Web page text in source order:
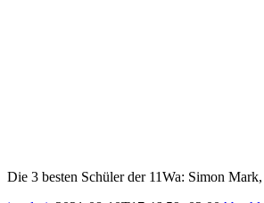
Die 3 besten Schüler der 11Wa: Simon